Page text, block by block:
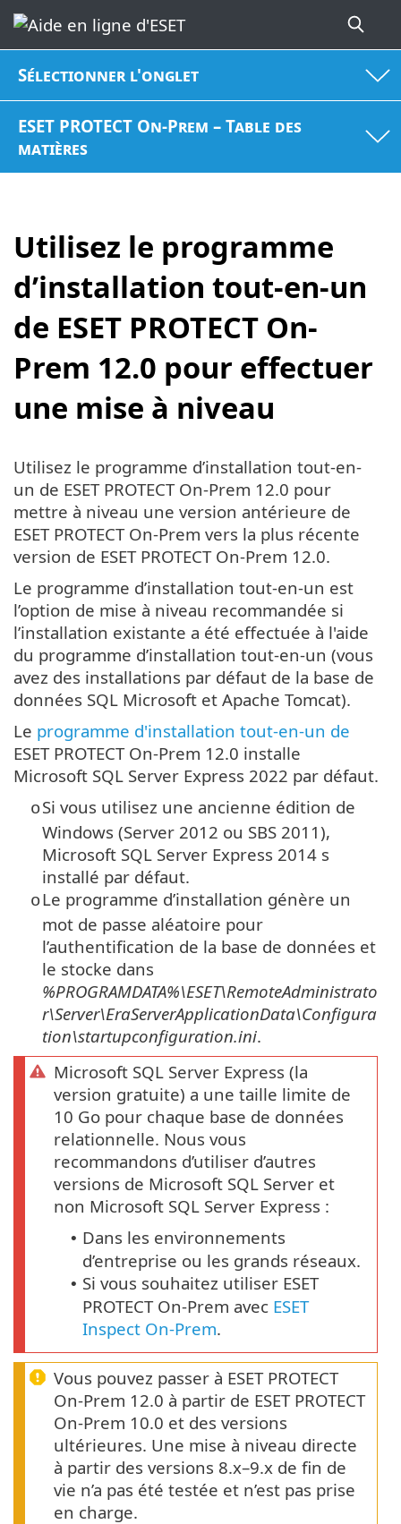
Sélectionner l'onglet
ESET PROTECT On-Prem – Table des
matières
Utilisez le programme
d’installation tout-en-un
de ESET PROTECT On-
Prem 12.0 pour effectuer
une mise à niveau
Utilisez le programme d’installation tout-en-
un de ESET PROTECT On-Prem 12.0 pour
mettre à niveau une version antérieure de
ESET PROTECT On-Prem vers la plus récente
version de ESET PROTECT On-Prem 12.0.
Le programme d’installation tout-en-un est
l’option de mise à niveau recommandée si
l’installation existante a été effectuée à l'aide
du programme d’installation tout-en-un (vous
avez des installations par défaut de la base de
données SQL Microsoft et Apache Tomcat).
Le programme d'installation tout-en-un de
ESET PROTECT On-Prem 12.0 installe
Microsoft SQL Server Express 2022 par défaut.
oSi vous utilisez une ancienne édition de
Windows (Server 2012 ou SBS 2011),
Microsoft SQL Server Express 2014 s
installé par défaut.
oLe programme d’installation génère un
mot de passe aléatoire pour
l’authentification de la base de données et
le stocke dans
%PROGRAMDATA%\ESET\RemoteAdministrato
r\Server\EraServerApplicationData\Configura
tion\startupconfiguration.ini.
Microsoft SQL Server Express (la
version gratuite) a une taille limite de
10 Go pour chaque base de données
relationnelle. Nous vous
recommandons d’utiliser d’autres
versions de Microsoft SQL Server et
non Microsoft SQL Server Express :
• Dans les environnements
d’entreprise ou les grands réseaux.
• Si vous souhaitez utiliser ESET
PROTECT On-Prem avec ESET
Inspect On-Prem.
Vous pouvez passer à ESET PROTECT
On-Prem 12.0 à partir de ESET PROTECT
On-Prem 10.0 et des versions
ultérieures. Une mise à niveau directe
à partir des versions 8.x–9.x de fin de
vie n’a pas été testée et n’est pas prise
en charge.